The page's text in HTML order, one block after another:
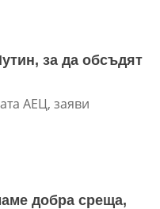
за да обсъдят
АЕЦ, заяви
добра среща,